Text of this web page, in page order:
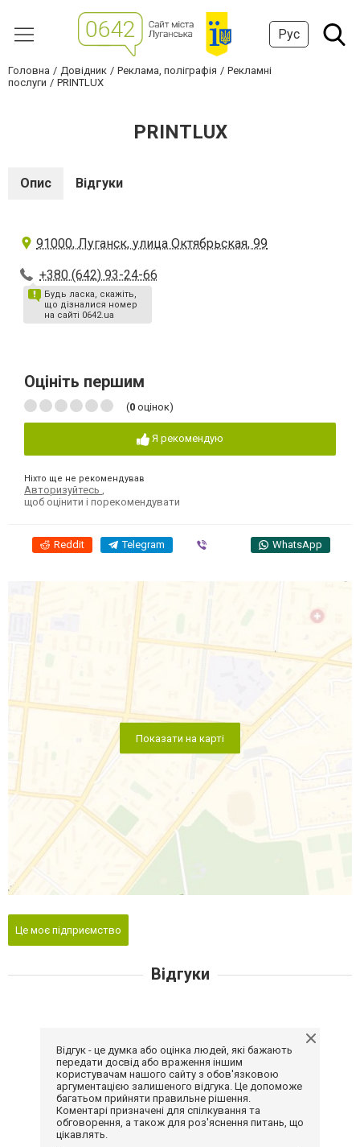
Рус
Головна Довідник Реклама, поліграфія
Рекламні
послуги
PRINTLUX
PRINTLUX
Опис Відгуки
91000, Луганск, улица Октябрьская, 99
+380 (642) 93-24-66
Будь ласка, скажіть,
що дізналися номер
на сайті 0642.ua
Оцініть першим
(0 оцінок)
Я рекомендую
Ніхто ще не рекомендував
Авторизуйтесь
щоб оцінити і порекомендувати
Reddit Telegram WhatsApp
Показати на карті
Це моє підприємство
Відгуки
Відгук - це думка або оцінка людей, які бажають
передати досвід або враження іншим
користувачам нашого сайту з обов'язковою
аргументацією залишеного відгука. Це допоможе
багатьом прийняти правильне рішення.
Коментарі призначені для спілкування та
обговорення, а також для роз'яснення питань, що
цікавлять.